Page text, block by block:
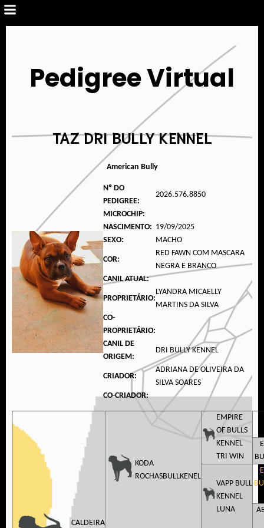
Pedigree Virtual
TAZ DRI BULLY KENNEL
American Bully
Nº DO
PEDIGREE:
2026.576.8850
MICROCHIP:
NASCIMENTO: 19/09/2025
SEXO:
MACHO
COR:
RED FAWN COM MASCARA
NEGRA E BRANCO
CANIL ATUAL:
PROPRIETÁRIO:
LYANDRA MICAELLY
MARTINS DA SILVA
CO-
PROPRIETÁRIO:
CANIL DE
ORIGEM:
DRI BULLY KENNEL
CRIADOR:
ADRIANA DE OLIVEIRA DA
SILVA SOARES
CO-CRIADOR:
CALDEIRA
KODA
ROCHASBULLKENEL
EMPIRE
OF BULLS
KENNEL
TRI WIN
VAPP BULL
KENNEL
LUNA